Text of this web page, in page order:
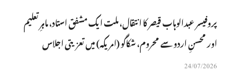
پروفیسر عبدالوہاب قیصر کا انتقال، ملت ایک مشفق استاد، ماہرِتعلیم
اور محسنِ اردو سے محروم، شکاگو (امریکہ) میں تعزیتی اجلاس
24/07/2026